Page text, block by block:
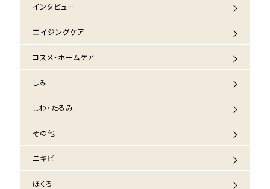
インタビュー
エイジングケア
コスメ・ホームケア
しみ
しわ・たるみ
その他
ニキビ
ほくろ